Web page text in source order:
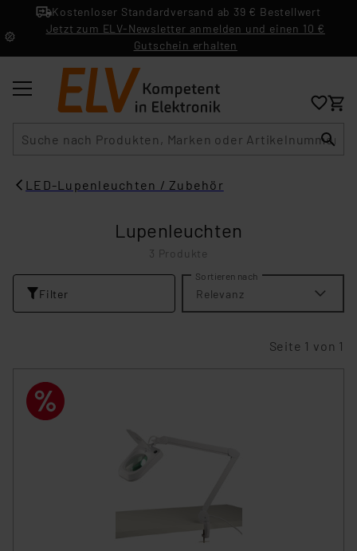
Kostenloser Standardversand ab 39 € Bestellwert
Jetzt zum ELV-Newsletter anmelden und einen 10 €
Gutschein erhalten
LED-Lupenleuchten / Zubehör
Lupenleuchten
3 Produkte
Filter
Sortieren nach
Relevanz
Seite 1 von 1